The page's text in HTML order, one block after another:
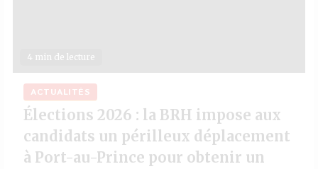
4 min de lecture
ACTUALITÉS
Élections 2026 : la BRH impose aux
candidats un périlleux déplacement
à Port-au-Prince pour obtenir un